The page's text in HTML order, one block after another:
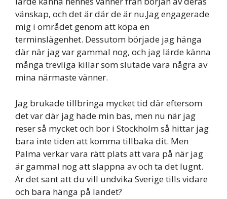
vänskap, och det är där de är nu.Jag engagerade
mig i området genom att köpa en
terminslägenhet. Dessutom började jag hänga
där när jag var gammal nog, och jag lärde känna
många trevliga killar som slutade vara några av
mina närmaste vänner.
Jag brukade tillbringa mycket tid där eftersom
det var där jag hade min bas, men nu när jag
reser så mycket och bor i Stockholm så hittar jag
bara inte tiden att komma tillbaka dit. Men
Palma verkar vara rätt plats att vara på när jag
är gammal nog att slappna av och ta det lugnt.
Är det sant att du vill undvika Sverige tills vidare
och bara hänga på landet?